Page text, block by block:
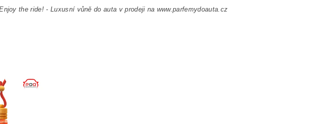
the ride! - Luxusní vůně do auta v prodeji na www.parfemydoauta.cz